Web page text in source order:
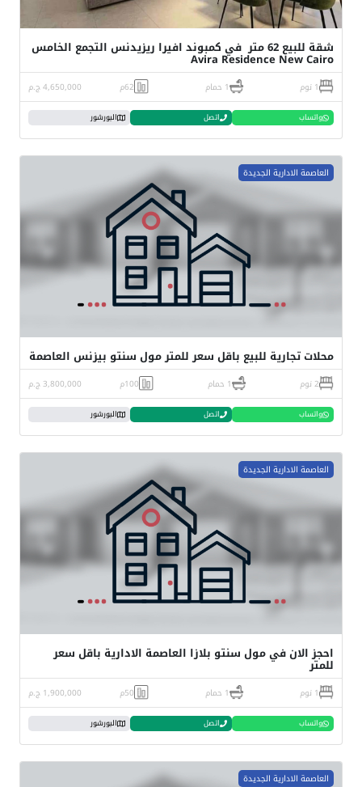
شقة للبيع 62 متر في كمبوند افيرا ريزيدنس التجمع الخامس
Avira Residence New Cairo
1 نوم 1 حمام 62م 4,650,000 ج.م
واتساب اتصل البورشور
العاصمة الادارية الجديدة
محلات تجارية للبيع باقل سعر للمتر مول سنتو بيزنس العاصمة
2 نوم 1 حمام 100م 3,800,000 ج.م
واتساب اتصل البورشور
العاصمة الادارية الجديدة
احجز الان في مول سنتو بلازا العاصمة الادارية باقل سعر
للمتر
1 نوم 1 حمام 50م 1,900,000 ج.م
واتساب اتصل البورشور
العاصمة الادارية الجديدة